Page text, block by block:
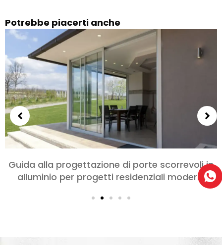
Potrebbe piacerti anche
Scegliere le porte in alluminio per camere da
letto e soggiorni: Comfort, Stile, e Privacy